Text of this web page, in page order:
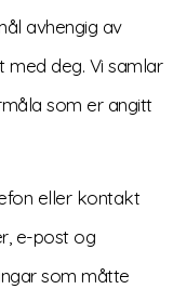
avhengig av
deg. Vi samlar
som er angitt
eller kontakt
e-post og
som måtte